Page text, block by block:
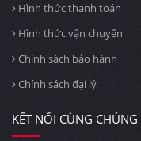
Hình thức thanh toán
Hình thức vận chuyển
Chính sách bảo hành
Chính sách đại lý
KẾT NỐI CÙNG CHÚNG